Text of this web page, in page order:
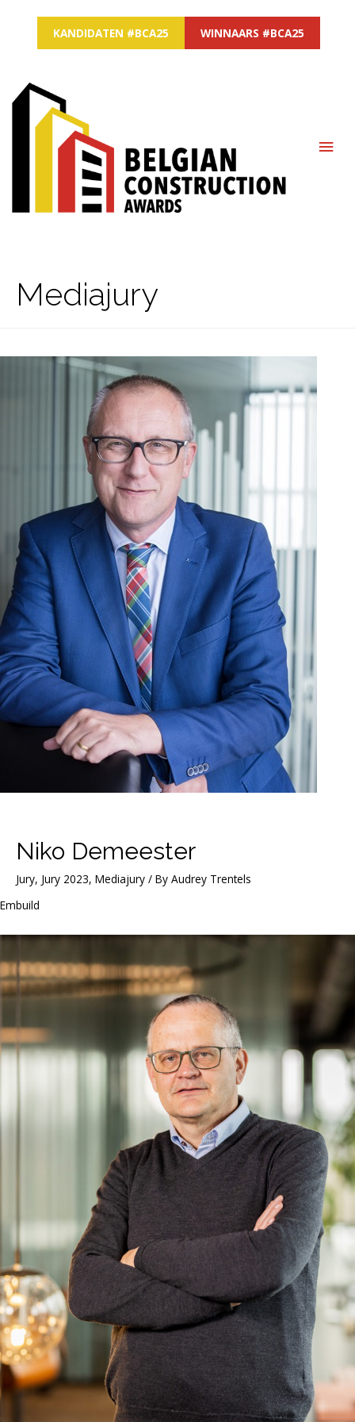
KANDIDATEN #BCA25 WINNAARS #BCA25
Mediajury
Niko Demeester
Jury, Jury 2023, Mediajury / By Audrey Trentels
Embuild